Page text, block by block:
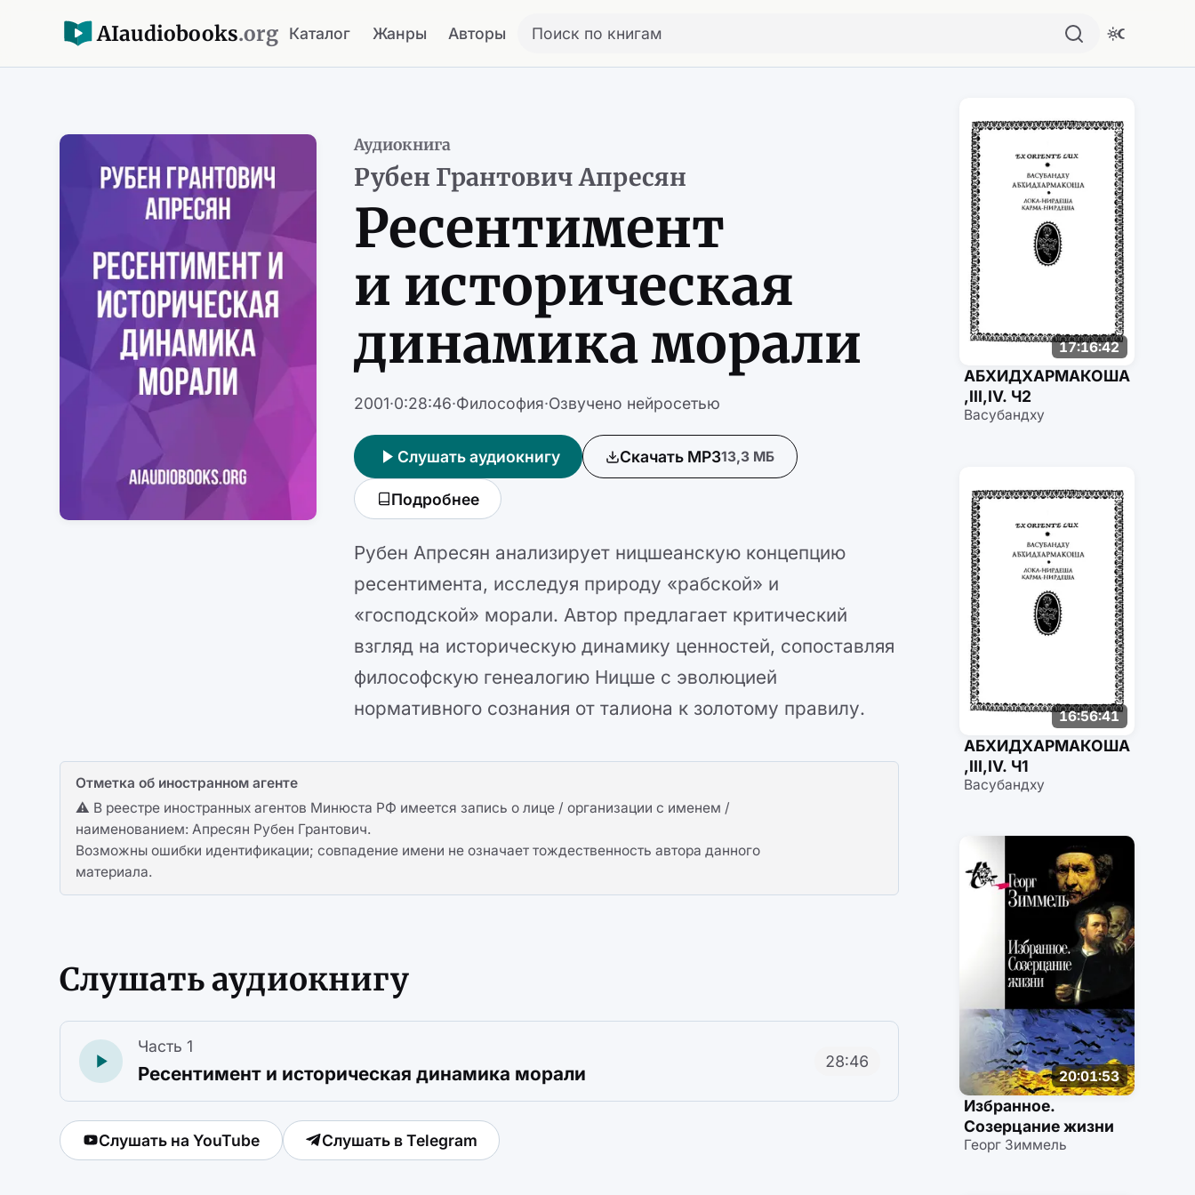
AIaudiobooks.org Каталог Жанры Авторы Поиск по книгам
Аудиокнига
Рубен Грантович Апресян
Ресентимент
и историческая
динамика морали
2001·0:28:46·Философия·Озвучено нейросетью
Слушать аудиокнигу Скачать MP313,3 МБ
Подробнее
Рубен Апресян анализирует ницшеанскую концепцию
ресентимента, исследуя природу «рабской» и
«господской» морали. Автор предлагает критический
взгляд на историческую динамику ценностей, сопоставляя
философскую генеалогию Ницше с эволюцией
нормативного сознания от талиона к золотому правилу.
Отметка об иностранном агенте
⚠️ В реестре иностранных агентов Минюста РФ имеется запись о лице / организации с именем /
наименованием: Апресян Рубен Грантович.
Возможны ошибки идентификации; совпадение имени не означает тождественность автора данного
материала.
Слушать аудиокнигу
Часть 1
Ресентимент и историческая динамика морали
28:46
Слушать на YouTube Слушать в Telegram
Похожие
17:16:42
АБХИДХАРМАКОША
,III,IV. Ч2
Васубандху
16:56:41
АБХИДХАРМАКОША
,III,IV. Ч1
Васубандху
20:01:53
Избранное.
Созерцание жизни
Георг Зиммель